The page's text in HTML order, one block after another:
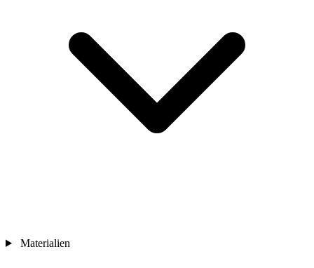
Materialien